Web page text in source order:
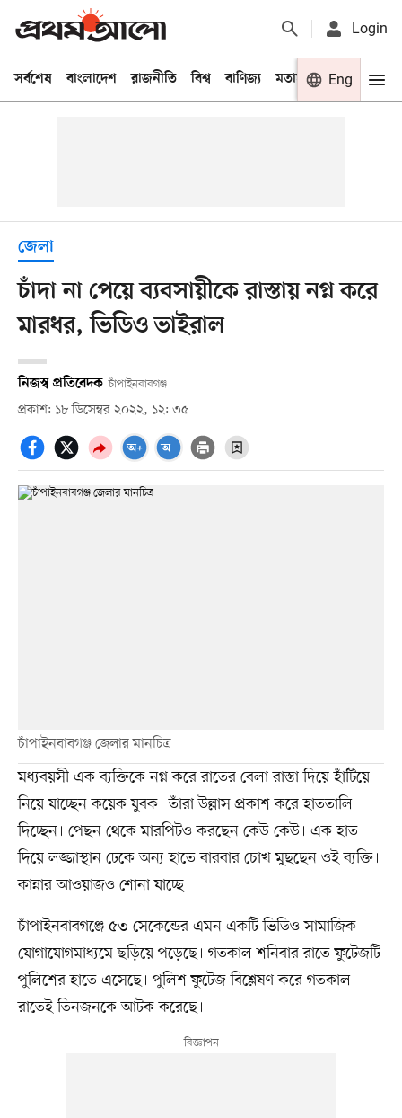
Login
সর্বশেষ বাংলাদেশ রাজনীতি বিশ্ব বাণিজ্য মতামত খেলা
Eng
জেলা
চাঁদা না পেয়ে ব্যবসায়ীকে রাস্তায় নগ্ন করে
মারধর, ভিডিও ভাইরাল
নিজস্ব প্রতিবেদক চাঁপাইনবাবগঞ্জ
প্রকাশ: ১৮ ডিসেম্বর ২০২২, ১২: ৩৫
চাঁপাইনবাবগঞ্জ জেলার মানচিত্র
মধ্যবয়সী এক ব্যক্তিকে নগ্ন করে রাতের বেলা রাস্তা দিয়ে হাঁটিয়ে
নিয়ে যাচ্ছেন কয়েক যুবক। তাঁরা উল্লাস প্রকাশ করে হাততালি
দিচ্ছেন। পেছন থেকে মারপিটও করছেন কেউ কেউ। এক হাত
দিয়ে লজ্জাস্থান ঢেকে অন্য হাতে বারবার চোখ মুছছেন ওই ব্যক্তি।
কান্নার আওয়াজও শোনা যাচ্ছে।
চাঁপাইনবাবগঞ্জে ৫৩ সেকেন্ডের এমন একটি ভিডিও সামাজিক
যোগাযোগমাধ্যমে ছড়িয়ে পড়েছে। গতকাল শনিবার রাতে ফুটেজটি
পুলিশের হাতে এসেছে। পুলিশ ফুটেজ বিশ্লেষণ করে গতকাল
রাতেই তিনজনকে আটক করেছে।